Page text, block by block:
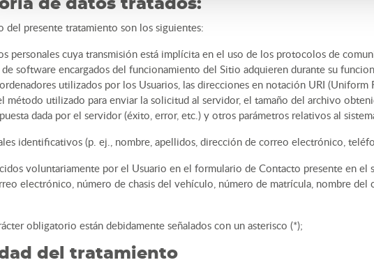
de datos tratados:
del presente tratamiento son los siguientes:
personales cuya transmisión está implícita en el uso de los protocolos de
software encargados del funcionamiento del Sitio adquieren durante su
utilizados por los Usuarios, las direcciones en notación URI
método utilizado para enviar la solicitud al servidor, el tamaño del archivo
dada por el servidor (éxito, error, etc.) y otros parámetros relativos al
identificativos (p. ej., nombre, apellidos, dirección de correo electrónico,
voluntariamente por el Usuario en el formulario de Contacto presente en el
electrónico, número de chasis del vehículo, número de matrícula, nombre del
obligatorio están debidamente señalados con un asterisco (*);
del tratamiento